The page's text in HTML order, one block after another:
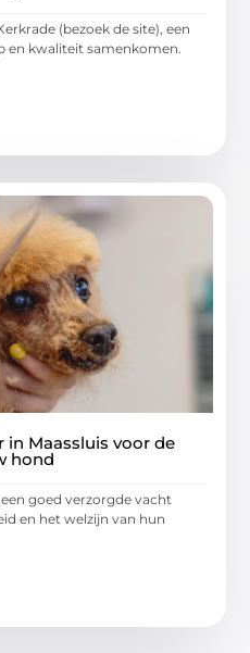
(bezoek de site), een
en kwaliteit samenkomen.
Maassluis voor de
hond
goed verzorgde vacht
en het welzijn van hun